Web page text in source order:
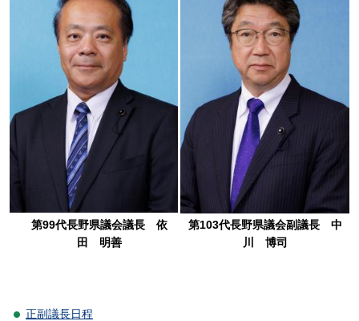
第99代長野県議会議長 依
田 明善
第103代長野県議会副議長 中
川 博司
正副議長日程